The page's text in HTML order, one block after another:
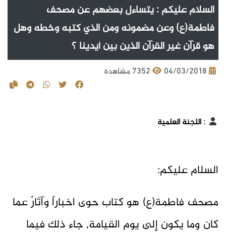
السلام عليكم : يتساءل بعضهم عن مصحف
فاطمة(ع) وعن مضمونه ومن الذي كتبه وخطه وهل
هو قرآن غير القرآن الذين بين أيدينا ؟
04/03/2018 7352 مشاهدة
:اللجنة العلمية
السلام عليكم:
مصحف فاطمة(ع) هو كتاب حوى اخباراً وآثارً عما
كان وما يكون إلى يوم القيامة, جاء ذلك فيما